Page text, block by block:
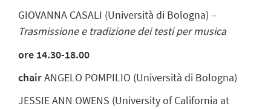
GIOVANNA CASALI (Università di Bologna) –
Trasmissione e tradizione dei testi per musica
ore 14.30-18.00
chairANGELO POMPILIO (Università di Bologna)
JESSIE ANN OWENS (University of California at